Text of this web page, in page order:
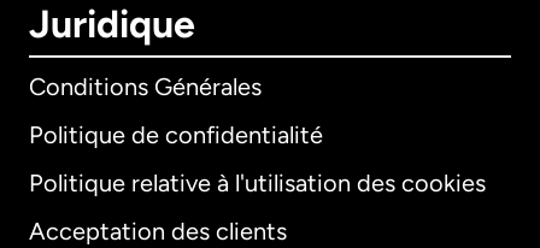
Juridique
Conditions Générales
Politique de confidentialité
Politique relative à l'utilisation des cookies
Acceptation des clients